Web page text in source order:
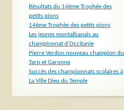
Résultats du 14ème Trophée des
petits pions
14ème Trophée des petits pions
Les jeunes montalbanais au
championnat d’Occitanie
Pierre Verdon nouveau champion du
Tarn et Garonne
Succès des championnats scolaires à
La Ville Dieu du Temple